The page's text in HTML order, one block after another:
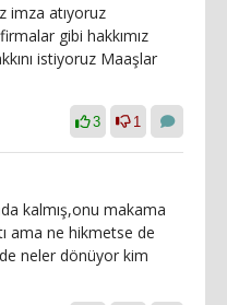
imza atıyoruz
gibi hakkımız
istiyoruz Maaşlar
3 1
kalmış,onu makama
ama ne hikmetse de
neler dönüyor kim